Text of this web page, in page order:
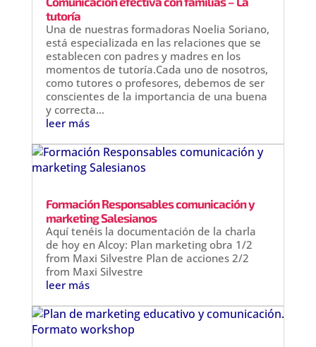
tutoría
Una de nuestras formadoras Noelia Soriano,
está especializada en las relaciones que se
establecen con padres y madres en los
momentos de tutoría.Cada uno de nosotros,
como tutores o profesores, debemos de ser
conscientes de la importancia de una buena
y correcta...
leer más
Formación Responsables comunicación y
marketing Salesianos
Aquí tenéis la documentación de la charla
de hoy en Alcoy: Plan marketing obra 1/2
from Maxi Silvestre Plan de acciones 2/2
from Maxi Silvestre
leer más